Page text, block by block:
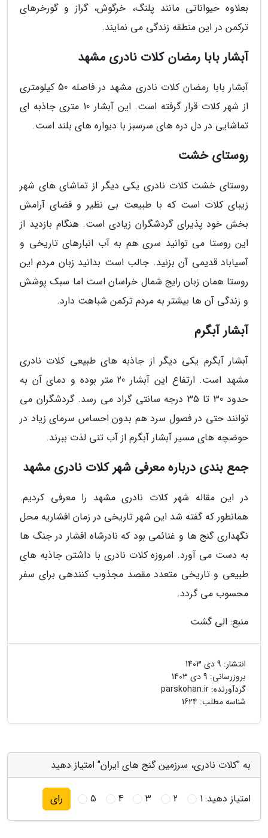
بعلاوه حیواناتی مانند پلنگ، خرگوش، گراز و گورخرهای
ترکمن در این منطقه زندگی می نمایند.
آبشار بابا رمضان کلات نادری مشهد
آبشار بابا رمضان کلات نادری مشهد در فاصله 50 کیلومتری
از شهر کلات قرار گرفته است. این آبشار 10 متری جاذبه ای
تماشایی در دل دره های سرسبز با دیواره های بلند است.
روستای خشت
روستای خشت کلات نادری یکی دیگر از تماشای های شهر
زیبای کلات است که با طبیعت بی نظیر و فضای آرامش
بخش خود پذیرای گردشگران زیادی است. هنگام بازدید از
این روستا می توانید سری هم به آب انبارهای تاریخی و
آسیاباد قدیمی آن بزنید. جالب است بدانید زبان مردم این
روستا همان زبان رایج شمال خراسان است اما سبک پوشش
و زندگی آن ها بیشتر به مردم ترکمن شباهت دارد.
آبشار آبگرم
آبشار آبگرم یکی دیگر از جاذبه های طبیعی کلات نادری
مشهد است. ارتفاع این آبشار 20 متر بوده و دمای آن به
حدود 30 تا 35 درجه سانتی گراد می رسد. گردشگران می
توانند حتی در فصول سرد هم بدون احساس سرمای زیاد در
حوضچه های مسیر آبشار آبگرم از آب تنی لذت ببرند.
جمع بندی درباره معرفی شهر کلات نادری مشهد
در این مقاله شهر کلات نادری مشهد را معرفی کردیم.
همانطور که گفته شد این شهر تاریخی در زمان افشاریه محل
نگهداری گنج ها و غنائمی بود که نادرشاه افشار در جنگ ها
به دست می آورد. امروزه کلات نادری با داشتن جاذبه های
طبیعی و تاریخی متعدد مقصد مجذوب کنندهی برای سفر
محسوب می گردد.
منبع: الی گشت
انتشار: 9 دی 1403
بروزرسانی: 9 دی 1403
گردآورنده: parskohan.ir
شناسه مطلب: 1624
به "کلات نادری، سرزمین گنج های ایران" امتیاز دهید
امتیاز دهید:1
2
3
4
5 رای